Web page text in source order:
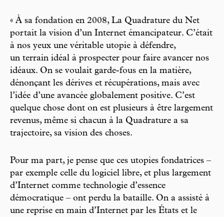
« À sa fondation en 2008, La Quadrature du Net
portait la vision d’un Internet émancipateur. C’était
à nos yeux une véritable utopie à défendre,
un terrain idéal à prospecter pour faire avancer nos
idéaux. On se voulait garde-fous en la matière,
dénonçant les dérives et récupérations, mais avec
l’idée d’une avancée globalement positive. C’est
quelque chose dont on est plusieurs à être largement
revenus, même si chacun à la Quadrature a sa
trajectoire, sa vision des choses.
Pour ma part, je pense que ces utopies fondatrices –
par exemple celle du logiciel libre, et plus largement
d’Internet comme technologie d’essence
démocratique – ont perdu la bataille. On a assisté à
une reprise en main d’Internet par les États et le